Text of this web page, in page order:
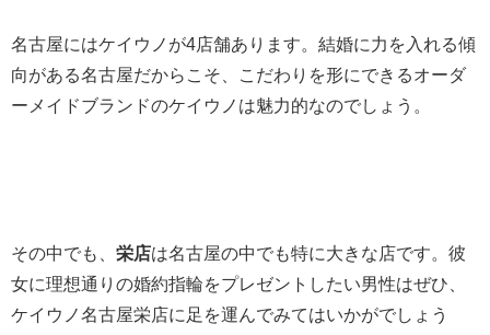
名古屋にはケイウノが4店舗あります。結婚に力を入れる傾
向がある名古屋だからこそ、こだわりを形にできるオーダ
ーメイドブランドのケイウノは魅力的なのでしょう。
その中でも、 栄店は名古屋の中でも特に大きな店です。彼
女に理想通りの婚約指輪をプレゼントしたい男性はぜひ、
ケイウノ名古屋栄店に足を運んでみてはいかがでしょう